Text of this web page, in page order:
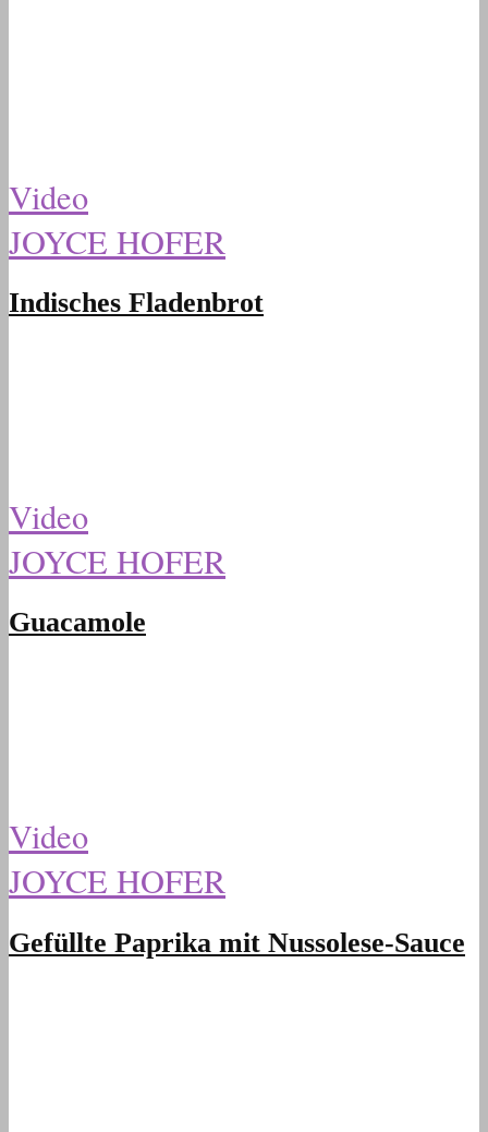
Video
JOYCE HOFER
Indisches Fladenbrot
Video
JOYCE HOFER
Guacamole
Video
JOYCE HOFER
Gefüllte Paprika mit Nussolese-Sauce